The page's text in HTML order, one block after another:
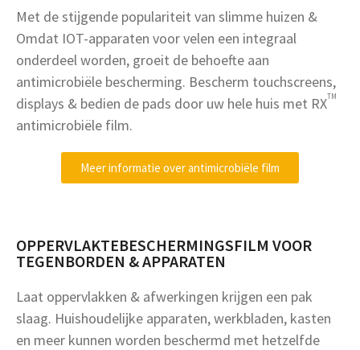
Met de stijgende populariteit van slimme huizen &
Omdat IOT-apparaten voor velen een integraal
onderdeel worden, groeit de behoefte aan
antimicrobiële bescherming. Bescherm touchscreens,
displays & bedien de pads door uw hele huis met RXTM
antimicrobiële film.
Meer informatie over antimicrobiële film
OPPERVLAKTEBESCHERMINGSFILM VOOR
TEGENBORDEN & APPARATEN
Laat oppervlakken & afwerkingen krijgen een pak
slaag. Huishoudelijke apparaten, werkbladen, kasten
en meer kunnen worden beschermd met hetzelfde